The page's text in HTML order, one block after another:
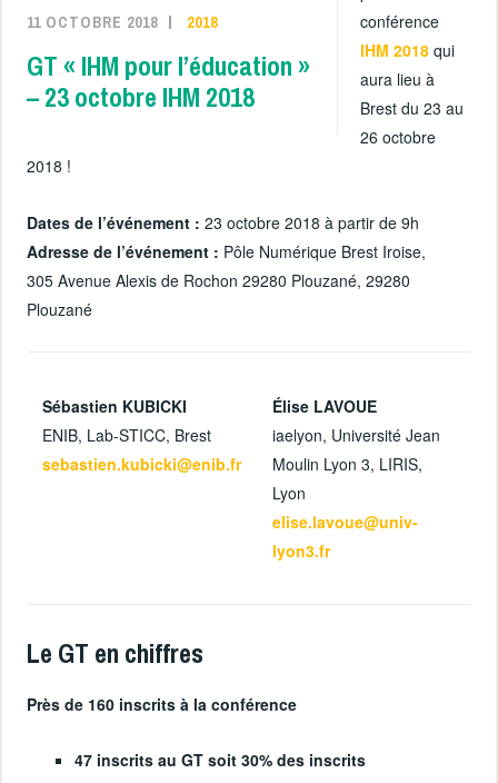
11 OCTOBRE 2018 2018
GT « IHM pour l’éducation »
– 23 octobre IHM 2018
conférence
IHM 2018 qui
aura lieu à
Brest du 23 au
26 octobre
2018 !
Dates de l’événement : 23 octobre 2018 à partir de 9h
Adresse de l’événement : Pôle Numérique Brest Iroise,
305 Avenue Alexis de Rochon 29280 Plouzané, 29280
Plouzané
Sébastien KUBICKI
ENIB, Lab-STICC, Brest
sebastien.kubicki@enib.fr
Élise LAVOUE
iaelyon, Université Jean
Moulin Lyon 3, LIRIS,
Lyon
elise.lavoue@univ-
lyon3.fr
Le GT en chiffres
Près de 160 inscrits à la conférence
47 inscrits au GT soit 30% des inscrits